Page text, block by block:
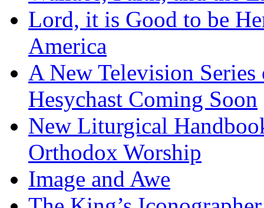
Lord, it is Good to be
America
A New Television
Hesychast Coming Soon
New Liturgical
Orthodox Worship
Image and Awe